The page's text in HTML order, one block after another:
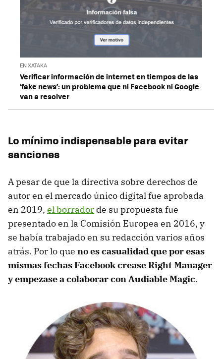
EN XATAKA
Verificar información de internet en tiempos de las
‘fake news’: un problema que ni Facebook ni Google
van a resolver
Lo mínimo indispensable para evitar
sanciones
A pesar de que la directiva sobre derechos de
autor en el mercado único digital fue aprobada
en 2019, el borrador de su propuesta fue
presentado en la Comisión Europea en 2016, y
se había trabajado en su redacción varios años
atrás. Por lo que no es casualidad que por esas
mismas fechas Facebook crease Right Manager
y empezase a colaborar con Audiable Magic.